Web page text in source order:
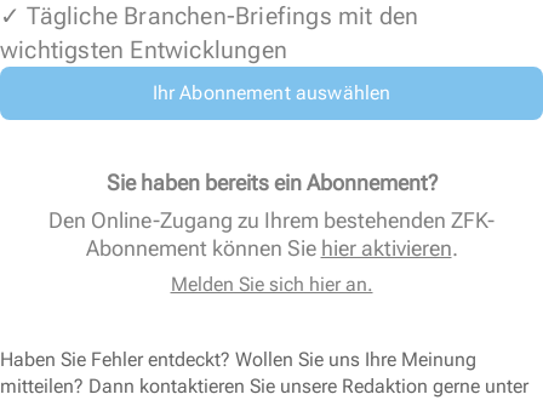
✓ Tägliche Branchen-Briefings mit den
wichtigsten Entwicklungen
Ihr Abonnement auswählen
Sie haben bereits ein Abonnement?
Den Online-Zugang zu Ihrem bestehenden ZFK-
Abonnement können Sie hier aktivieren.
Melden Sie sich hier an.
Haben Sie Fehler entdeckt? Wollen Sie uns Ihre Meinung
mitteilen? Dann kontaktieren Sie unsere Redaktion gerne unter